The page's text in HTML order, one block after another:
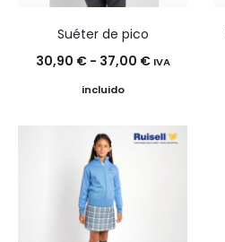
Suéter de pico
30,90 € - 37,00 €Rango
desde
IVA
incluido